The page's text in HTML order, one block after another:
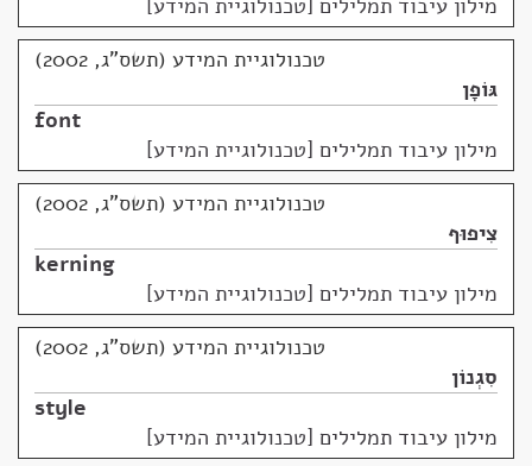
מילון עיבוד תמלילים [טכנולוגיית המידע]
טכנולוגיית המידע (תשס"ג, 2002)
גּוֹפָן
font
מילון עיבוד תמלילים [טכנולוגיית המידע]
טכנולוגיית המידע (תשס"ג, 2002)
צִיפוּף
kerning
מילון עיבוד תמלילים [טכנולוגיית המידע]
טכנולוגיית המידע (תשס"ג, 2002)
סִגְנוֹן
style
מילון עיבוד תמלילים [טכנולוגיית המידע]